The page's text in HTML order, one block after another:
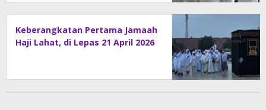
Keberangkatan Pertama Jamaah
Haji Lahat, di Lepas 21 April 2026